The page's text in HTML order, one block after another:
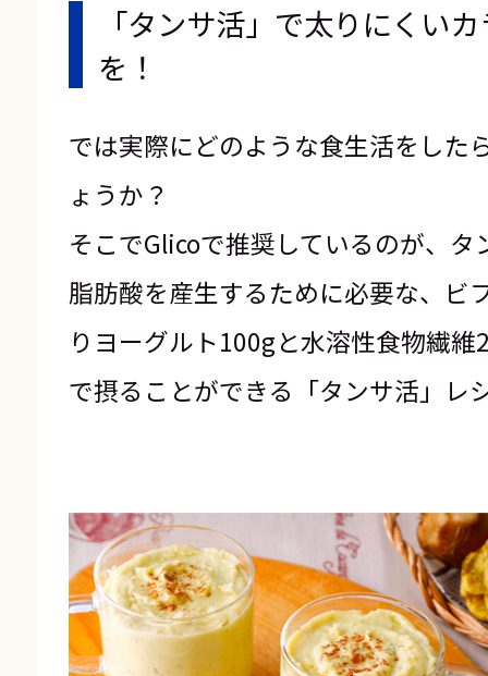
「タンサ活」で太りにくい
を！
では実際にどのような食生活をした
ょうか？
そこでGlicoで推奨しているのが、タ
脂肪酸を産生するために必要な、ビ
りヨーグルト100gと水溶性食物繊維
で摂ることができる「タンサ活」レ